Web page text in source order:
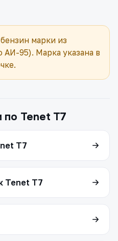
марки из
95). Марка указана в
по Tenet T7
T7
Tenet T7